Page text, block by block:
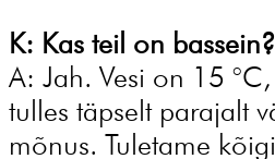
K: Kas teil on bassein?
A: Jah. Vesi on 15
tulles täpselt parajalt
mõnus. Tuletame